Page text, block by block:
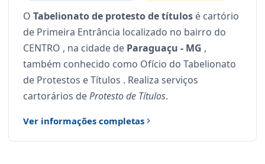
O Tabelionato de protesto de títulos é cartório
de Primeira Entrância localizado no bairro do
CENTRO , na cidade de Paraguaçu - MG ,
também conhecido como Ofício do Tabelionato
de Protestos e Títulos . Realiza serviços
cartorários deProtesto de Títulos.
Ver informações completas